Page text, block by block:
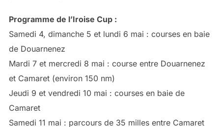
Programme de l’Iroise Cup :
Samedi 4, dimanche 5 et lundi 6 mai : courses en baie
de Douarnenez
Mardi 7 et mercredi 8 mai : course entre Douarnenez
et Camaret (environ 150 nm)
Jeudi 9 et vendredi 10 mai : courses en baie de
Camaret
Samedi 11 mai : parcours de 35 milles entre Camaret